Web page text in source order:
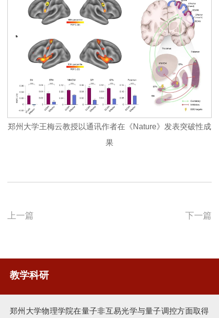
郑州大学王梅云教授以通讯作者在《Nature》发表突破性成
果
上一篇 下一篇
教学科研
郑州大学物理学院在量子非互易光学与量子调控方面取得